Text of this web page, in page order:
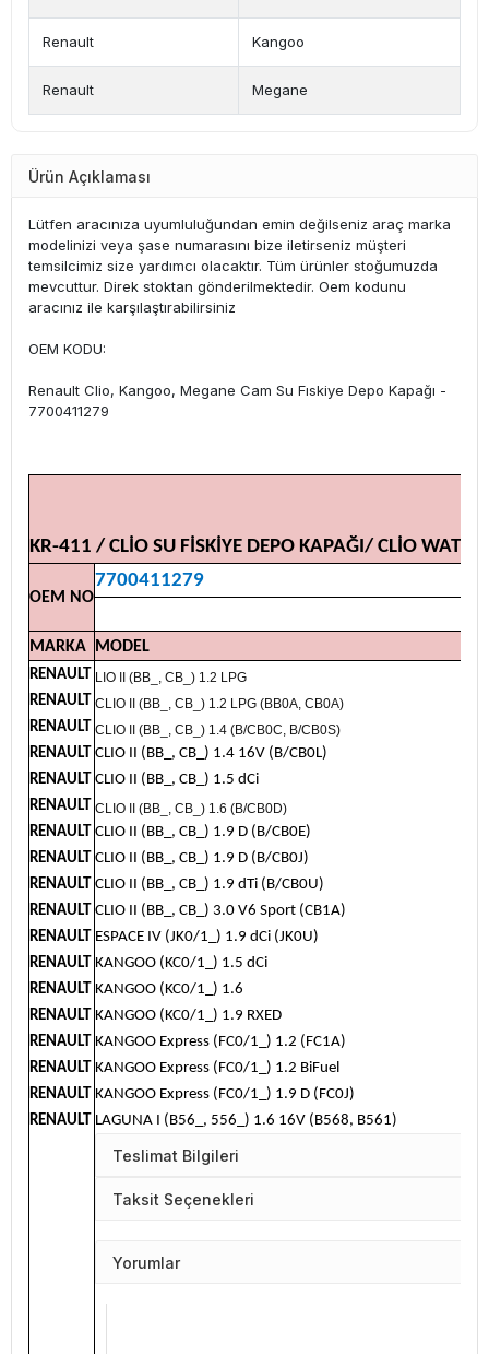
Renault Kangoo
Renault Megane
Ürün Açıklaması
Lütfen aracınıza uyumluluğundan emin değilseniz araç marka
modelinizi veya şase numarasını bize iletirseniz müşteri
temsilcimiz size yardımcı olacaktır. Tüm ürünler stoğumuzda
mevcuttur. Direk stoktan gönderilmektedir. Oem kodunu
aracınız ile karşılaştırabilirsiniz
OEM KODU:
Renault Clio, Kangoo, Megane Cam Su Fıskiye Depo Kapağı -
7700411279
KR-411 / CLİO SU FİSKİYE DEPO KAPAĞI/ CLİO WATER
OEM NO
7700411279
MARKA MODEL
RENAULT LIO II (BB_, CB_) 1.2 LPG
RENAULT CLIO II (BB_, CB_) 1.2 LPG (BB0A, CB0A)
RENAULT CLIO II (BB_, CB_) 1.4 (B/CB0C, B/CB0S)
RENAULT CLIO II (BB_, CB_) 1.4 16V (B/CB0L)
RENAULT CLIO II (BB_, CB_) 1.5 dCi
RENAULT CLIO II (BB_, CB_) 1.6 (B/CB0D)
RENAULT CLIO II (BB_, CB_) 1.9 D (B/CB0E)
RENAULT CLIO II (BB_, CB_) 1.9 D (B/CB0J)
RENAULT CLIO II (BB_, CB_) 1.9 dTi (B/CB0U)
RENAULT CLIO II (BB_, CB_) 3.0 V6 Sport (CB1A)
RENAULT ESPACE IV (JK0/1_) 1.9 dCi (JK0U)
RENAULT KANGOO (KC0/1_) 1.5 dCi
RENAULT KANGOO (KC0/1_) 1.6
RENAULT KANGOO (KC0/1_) 1.9 RXED
RENAULT KANGOO Express (FC0/1_) 1.2 (FC1A)
RENAULT KANGOO Express (FC0/1_) 1.2 BiFuel
RENAULT KANGOO Express (FC0/1_) 1.9 D (FC0J)
RENAULT LAGUNA I (B56_, 556_) 1.6 16V (B568, B561)
Teslimat Bilgileri
Taksit Seçenekleri
Yorumlar